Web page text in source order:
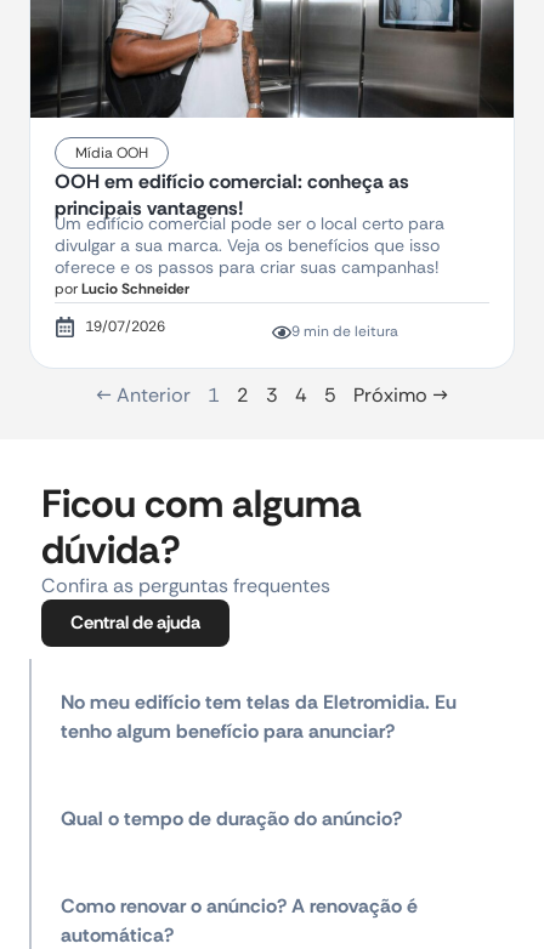
Mídia OOH
OOH em edifício comercial: conheça as
principais vantagens!
Um edifício comercial pode ser o local certo para
divulgar a sua marca. Veja os benefícios que isso
oferece e os passos para criar suas campanhas!
porLucio Schneider
19/07/2026
9 min de leitura
← Anterior 1 2 3 4 5 Próximo →
Ficou com alguma
dúvida?
Confira as perguntas frequentes
Central de ajuda
No meu edifício tem telas da Eletromidia. Eu
tenho algum benefício para anunciar?
Qual o tempo de duração do anúncio?
Como renovar o anúncio? A renovação é
automática?